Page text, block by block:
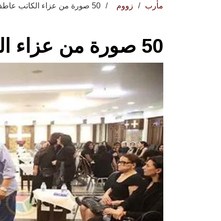
مأرب زووم 50 صورة من عزاء الكاتب عاطف بشاي
50 صورة من عزاء الكاتب عاطف بشاي